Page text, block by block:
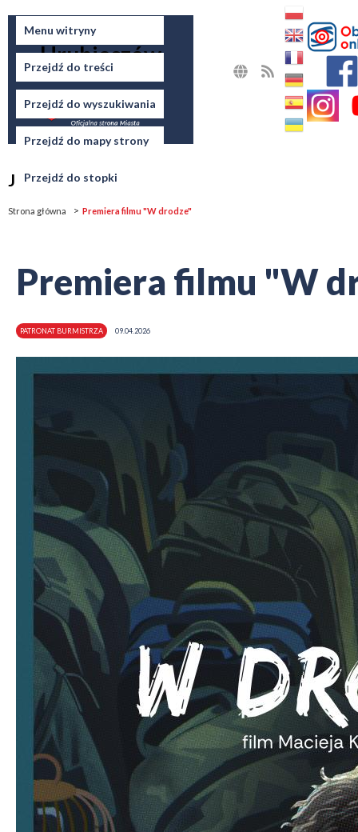
Menu witryny
Przejdź do treści
Przejdź do wyszukiwania
Przejdź do mapy strony
Przejdź do stopki
Miasto
Hrubieszów
Jesteś tutaj
Strona główna Premiera filmu "W drodze"
Premiera filmu "W
09.04.2026
PATRONAT BURMISTRZA